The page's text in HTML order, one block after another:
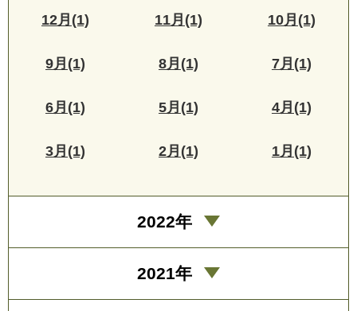
12月(1) 11月(1) 10月(1)
9月(1) 8月(1) 7月(1)
6月(1) 5月(1) 4月(1)
3月(1) 2月(1) 1月(1)
2022年
2021年